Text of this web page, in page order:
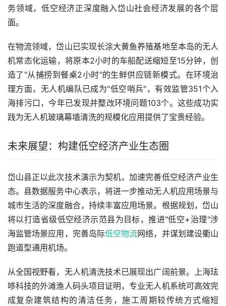
务领域，低空经济正深度融入岱山社会经济发展的各个层
面。
在物流领域，岱山已实现长涂大黄鱼养殖基地至本岛的无人
机常态化运输，将原本2小时的车船配送缩短至15分钟，创
造了"从捕捞到餐桌2小时"的生鲜供应链新模式。在环境治
理方面，无人机编队已成为"低空哨兵"，有效监管351个入
海排污口，今年已发现并整改环境问题103个。这些成功实
践为无人机玻璃幕墙清洗的规模化应用提供了宝贵经验。
未来展望：构建低空经济产业生态圈
岱山县正以此次技术演示为契机，加速完善低空经济产业生
态。县数据服务中心表示，将进一步推动无人机应用场景与
城市生活的深度融合，持续丰富应用场景。根据规划，岱山
将以打造省级低空经济示范县为目标，推进"低空+治理"涉
海监管场景应用，完善岛际低空物流网络，并谋划建设衢山
跑道型通用机场。
从全国视野看，无人机清洗技术已展现出广阔前景。上海珐
哆科技的外滩渔人码头项目证明，专业无人机系统可高效完
成复杂建筑结构的清洁任务，施工周期较传统方式缩短